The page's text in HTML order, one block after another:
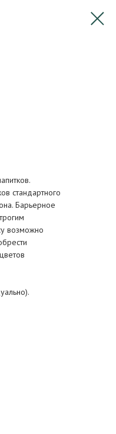
стандартного
Барьерное
возможно